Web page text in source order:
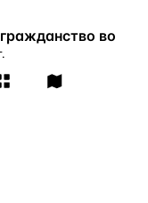
во